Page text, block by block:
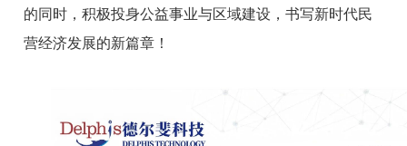
的同时，积极投身公益事业与区域建设，书写新时代民
营经济发展的新篇章！